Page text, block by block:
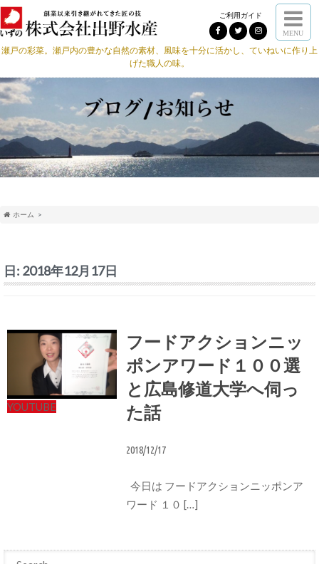
ご利用ガイド
MENU
瀬戸の彩菜。瀬戸内の豊かな自然の素材、風味を十分に活かし、ていねいに作り上
げた職人の味。
ホーム
日: 2018年12月17日
YOUTUBE
フードアクションニッ
ポンアワード１００選
と広島修道大学へ伺っ
た話
2018/12/17
今日は フードアクションニッポンア
ワード １０ […]